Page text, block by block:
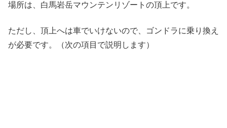
場所は、白馬岩岳マウンテンリゾートの頂上です。
ただし、頂上へは車でいけないので、ゴンドラに乗り換え
が必要です。（次の項目で説明します）